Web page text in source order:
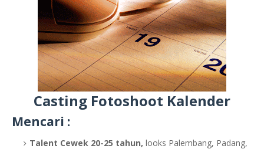
Casting Fotoshoot Kalender
Mencari :
Talent Cewek 20-25 tahun, looks Palembang, Padang,